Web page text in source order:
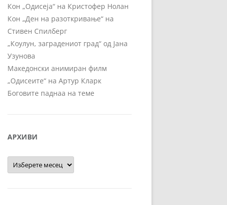
Кон „Одисеја“ на Кристофер Нолан
Кон „Ден на разоткривање“ на
Стивен Спилберг
„Коулун, заградениот град“ од Јана
Узунова
Македонски анимиран филм
„Одисеите“ на Артур Кларк
Боговите паднаа на теме
АРХИВИ
Архиви